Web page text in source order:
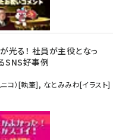
光る！ 社員が主役となっ
SNS好事例
コ）[執筆], なとみみわ[イラスト]